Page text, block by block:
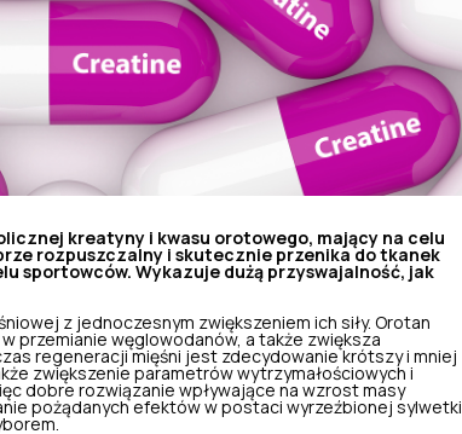
kreatyny i kwasu orotowego, mający na celu
rozpuszczalny i skutecznie przenika do tkanek
sportowców. Wykazuje dużą przyswajalność, jak
z jednoczesnym zwiększeniem ich siły. Orotan
w przemianie węglowodanów, a także zwiększa
regeneracji mięśni jest zdecydowanie krótszy i mniej
zwiększenie parametrów wytrzymałościowych i
dobre rozwiązanie wpływające na wzrost masy
pożądanych efektów w postaci wyrzeźbionej sylwetki